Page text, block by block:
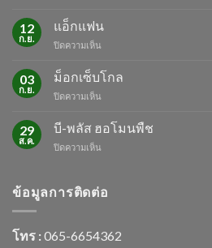
ช่วง
หน้า
12
ก.ย.
แอ็กแฟน
ปิดความเห็น
แฟน
03
ก.ย.
ม็อกเซ็บโกล
ปิดความเห็น
อก
เซ็บ
โกล
29
ส.ค.
บี-พลัส ฮอโมนพืช
ปิดความเห็น
ฮอ
ข้อมูลการติดต่อ
โทร : 065-6654362